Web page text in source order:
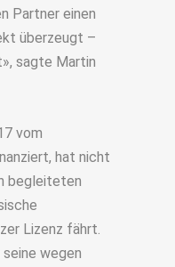
Partner einen
überzeugt –
sagte Martin
vom
hat nicht
begleiteten
Lizenz fährt.
wegen